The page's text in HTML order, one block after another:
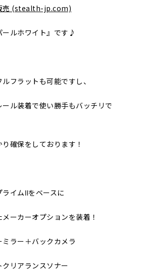
売 (stealth-jp.com)
ールホワイト』です♪
フラットも可能ですし、
ル装着で使い勝手もバッチリで
確保をしております！
イムⅡをベースに
ーカーオプションを装着！
ミラー＋バックカメラ
クリアランスソナー